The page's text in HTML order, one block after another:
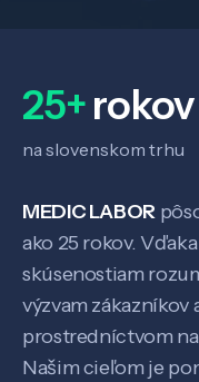
25+rokov
na slovenskom trhu
MEDIC LABOR
ako 25 rokov.
skúsenostiam
výzvam zákazníkov
prostredníctvom
Našim cieľom je